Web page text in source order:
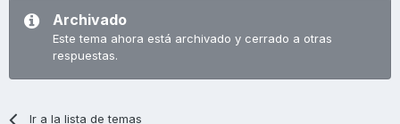
Archivado
Este tema ahora está archivado y cerrado a otras
respuestas.
Ir a la lista de temas